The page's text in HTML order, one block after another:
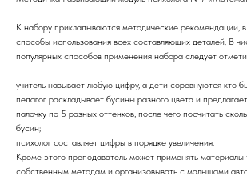
К набору прикладываются методические рекомендации,
способы использования всех составляющих деталей. В
популярных способов применения набора следует
учитель называет любую цифру, а дети соревнуются кто
педагог раскладывает бусины разного цвета и
палочку по 5 разных оттенков, после чего посчитать
бусин;
психолог составляет цифры в порядке увеличения.
Кроме этого преподаватель может применять
собственным методам и организовывать с малышами